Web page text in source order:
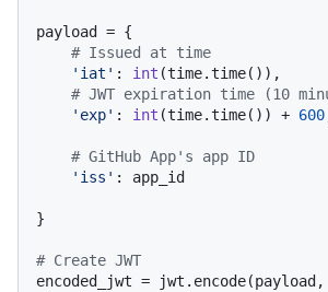
payload = {
# Issued at time
'iat' : int (time.time()),
# JWT expiration time (10
'exp' : int (time.time()) + 600
# GitHub App's app ID
'iss' : app_id
}
# Create JWT
encoded_jwt =